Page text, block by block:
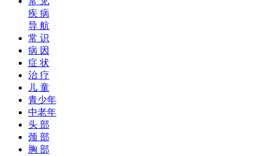
疾 病
导 航
常 识
病 因
症 状
治 疗
儿 童
青少年
中老年
头 部
颈 部
胸 部